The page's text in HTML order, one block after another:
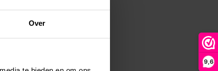
Over
9,6